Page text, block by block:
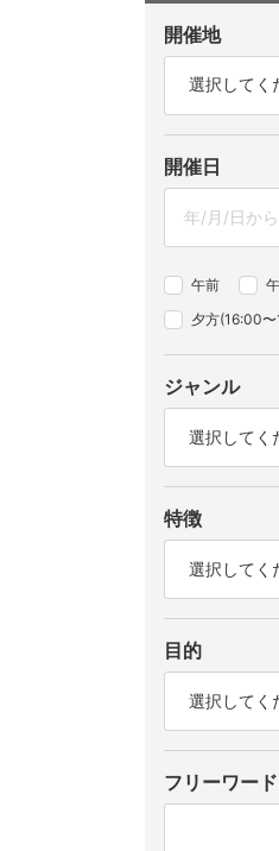
開催地
開催日
午前
夕方(16:00
ジャンル
特徴
目的
フリーワード